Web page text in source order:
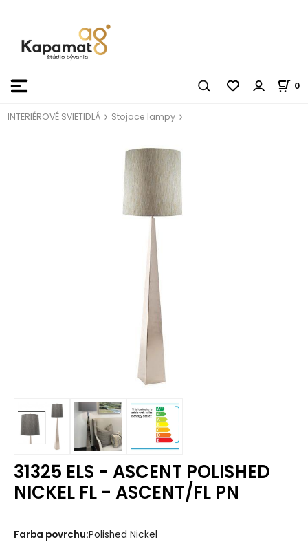
0
INTERIÉROVÉ SVIETIDLÁ Stojace lampy
31325 ELS - ASCENT POLISHED
NICKEL FL - ASCENT/FL PN
Farba povrchu:Polished Nickel